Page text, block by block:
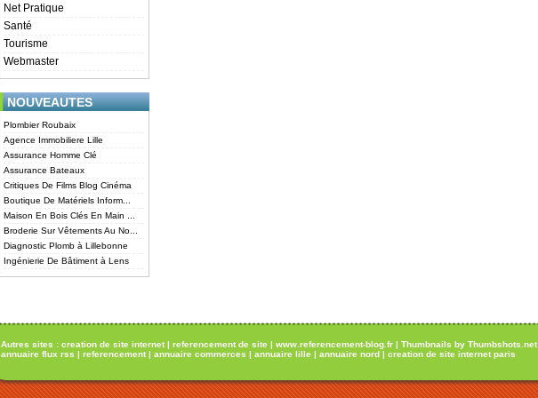
Net Pratique
Santé
Tourisme
Webmaster
NOUVEAUTES
Plombier Roubaix
Agence Immobiliere Lille
Assurance Homme Clé
Assurance Bateaux
Critiques De Films Blog Cinéma
Boutique De Matériels Inform...
Maison En Bois Clés En Main ...
Broderie Sur Vêtements Au No...
Diagnostic Plomb à Lillebonne
Ingénierie De Bâtiment à Lens
Autres sites : creation de site internet| referencement de site | www.referencement-blog.fr | Thumbnails by Thumbshots.net
annuaire flux rss | referencement| annuaire commerces | annuaire lille | annuaire nord | creation de site internet paris